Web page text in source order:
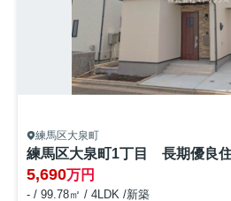
練馬区大泉町
5,690万円
- / 99.78㎡ / 4LDK /新築